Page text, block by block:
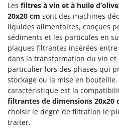
Les filtres à vin et à huile
20x20 cm sont des machines
liquides alimentaires, conçues
sédiments et les particules en
plaques filtrantes insérées
dans la transformation du vin et
particulier lors des phases qui
stockage ou la mise en
caractéristique est la
filtrantes de dimensions 20x20
choisir le degré de filtration le
traiter.